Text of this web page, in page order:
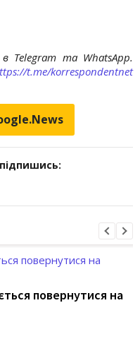
в Telegram та WhatsApp.
t.me/korrespondentnet
підпишись:
повернутися на